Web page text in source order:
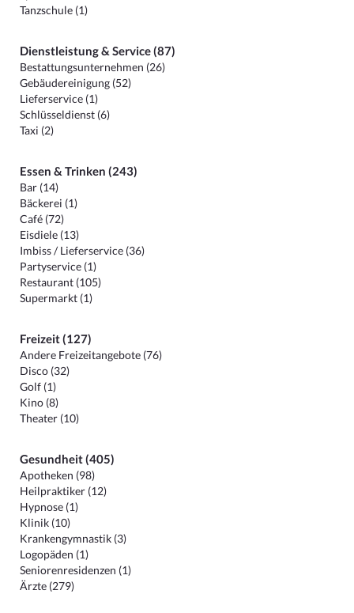
Tanzschule (1)
Dienstleistung & Service (87)
Bestattungsunternehmen (26)
Gebäudereinigung (52)
Lieferservice (1)
Schlüsseldienst (6)
Taxi (2)
Essen & Trinken (243)
Bar (14)
Bäckerei (1)
Café (72)
Eisdiele (13)
Imbiss / Lieferservice (36)
Partyservice (1)
Restaurant (105)
Supermarkt (1)
Freizeit (127)
Andere Freizeitangebote (76)
Disco (32)
Golf (1)
Kino (8)
Theater (10)
Gesundheit (405)
Apotheken (98)
Heilpraktiker (12)
Hypnose (1)
Klinik (10)
Krankengymnastik (3)
Logopäden (1)
Seniorenresidenzen (1)
Ärzte (279)